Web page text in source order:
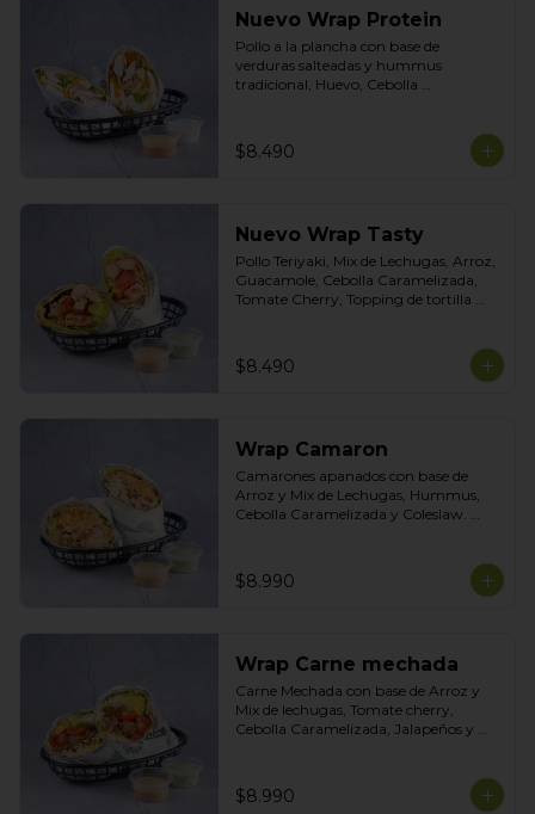
Nuevo Wrap Protein
Pollo a la plancha con base de
verduras salteadas y hummus
tradicional, Huevo, Cebolla
Cilantro y Tasty
$8.490
Nuevo Wrap Tasty
Pollo Teriyaki, Mix de Lechugas, Arroz,
Guacamole, Cebolla Caramelizada,
Tomate Cherry, Topping de tortilla
$8.490
Wrap Camaron
Camarones apanados con base de
Arroz y Mix de Lechugas, Hummus,
Cebolla Caramelizada y Coleslaw.
$8.990
Wrap Carne mechada
Carne Mechada con base de Arroz y
Mix de lechugas, Tomate cherry,
Cebolla Caramelizada, Jalapeños y
$8.990